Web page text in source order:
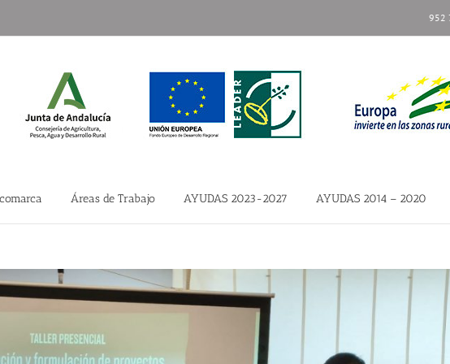
952
Áreas de Trabajo AYUDAS 2023-2027 AYUDAS 2014 – 2020